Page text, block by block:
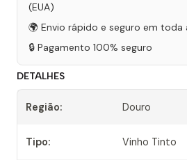
(EUA)
🌍 Envio rápido e seguro em toda
🔒 Pagamento 100% seguro
DETALHES
Região: Douro
Tipo: Vinho Tinto